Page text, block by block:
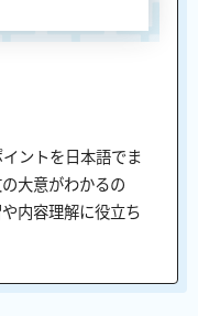
ントを日本語でま
大意がわかるの
内容理解に役立ち